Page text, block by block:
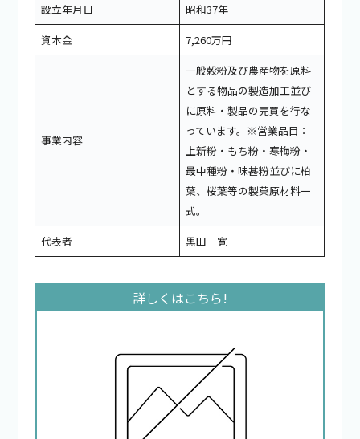
設立年月日
昭和37年
資本金
7,260万円
事業内容
一般穀粉及び農産物を原料
とする物品の製造加工並び
に原料・製品の売買を行な
っています。※営業品目：
上新粉・もち粉・寒梅粉・
最中種粉・味甚粉並びに柏
葉、桜葉等の製菓原材料一
式。
代表者
黒田 寛